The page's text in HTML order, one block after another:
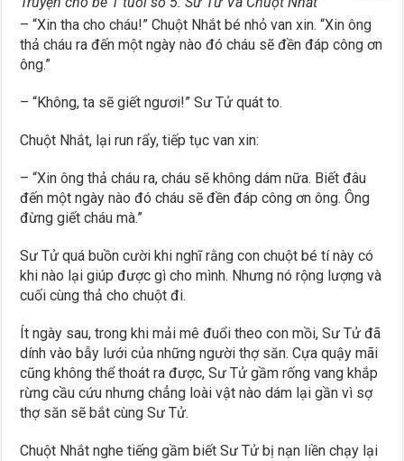
– “Xin tha cho cháu!” Chuột Nhắt bé nhỏ van xin. “Xin ông
thả cháu ra đến một ngày nào đó cháu sẽ đền đáp công ơn
ông.”
– “Không, ta sẽ giết ngươi!” Sư Tử quát to.
Chuột Nhắt, lại run rẩy, tiếp tục van xin:
– “Xin ông thả cháu ra, cháu sẽ không dám nữa. Biết đâu
đến một ngày nào đó cháu sẽ đền đáp công ơn ông. Ông
đừng giết cháu mà.”
Sư Tử quá buồn cười khi nghĩ rằng con chuột bé tí này có
khi nào lại giúp được gì cho mình. Nhưng nó rộng lượng và
cuối cùng thả cho chuột đi.
Ít ngày sau, trong khi mải mê đuổi theo con mồi, Sư Tử đã
dính vào bẫy lưới của những người thợ săn. Cựa quậy mãi
cũng không thể thoát ra được, Sư Tử gầm rống vang khắp
rừng cầu cứu nhưng chẳng loài vật nào dám lại gần vì sợ
thợ săn sẽ bắt cùng Sư Tử.
Chuột Nhắt nghe tiếng gầm biết Sư Tử bị nạn liền chạy lại